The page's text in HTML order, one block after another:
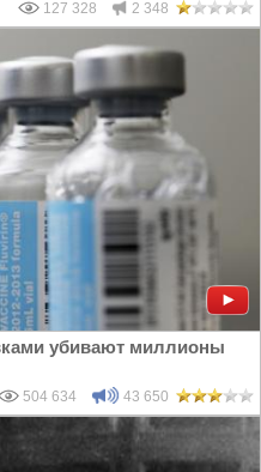
127 328 2 348
убивают миллионы
504 634 43 650